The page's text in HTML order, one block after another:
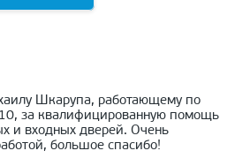
Шкарупа, работающему по
за квалифицированную помощь
и входных дверей. Очень
большое спасибо!